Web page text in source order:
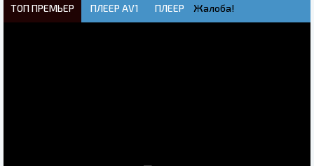
ТОП ПРЕМЬЕР ПЛЕЕР AV1 ПЛЕЕР Жалоба!